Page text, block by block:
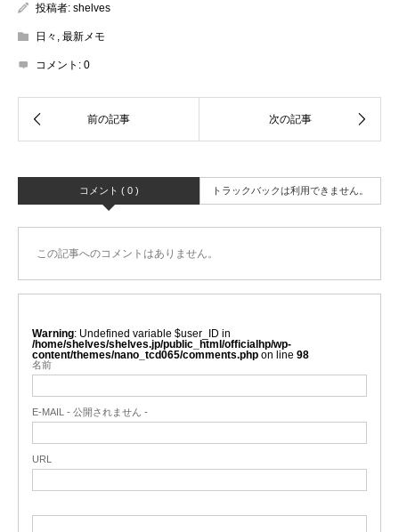
投稿者: shelves
日々 , 最新メモ
コメント: 0
コメント ( 0 ) トラックバックは利用できません。
この記事へのコメントはありません。
Warning : Undefined variable $user_ID in
/home/shelves/shelves.jp/public_html/officialhp/wp-
content/themes/nano_tcd065/comments.php on line 98
名前
E-MAIL - 公開されません -
URL